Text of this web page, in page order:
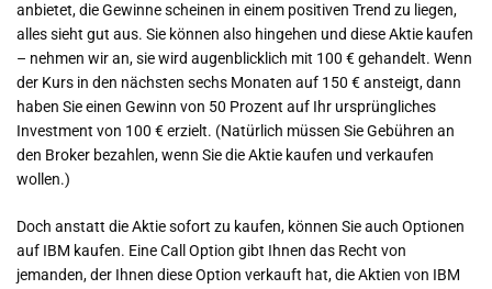
anbietet, die Gewinne scheinen in einem positiven Trend zu liegen,
alles sieht gut aus. Sie können also hingehen und diese Aktie kaufen
– nehmen wir an, sie wird augenblicklich mit 100 € gehandelt. Wenn
der Kurs in den nächsten sechs Monaten auf 150 € ansteigt, dann
haben Sie einen Gewinn von 50 Prozent auf Ihr ursprüngliches
Investment von 100 € erzielt. (Natürlich müssen Sie Gebühren an
den Broker bezahlen, wenn Sie die Aktie kaufen und verkaufen
wollen.)
Doch anstatt die Aktie sofort zu kaufen, können Sie auch Optionen
auf IBM kaufen. Eine Call Option gibt Ihnen das Recht von
jemanden, der Ihnen diese Option verkauft hat, die Aktien von IBM